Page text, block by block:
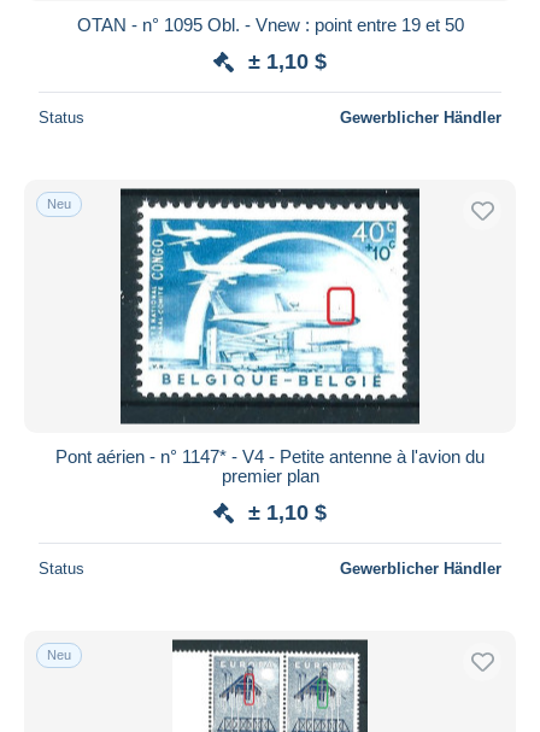
OTAN - n° 1095 Obl. - Vnew : point entre 19 et 50
± 1,10 $
Status Gewerblicher Händler
Neu
Pont aérien - n° 1147* - V4 - Petite antenne à l'avion du
premier plan
± 1,10 $
Status Gewerblicher Händler
Neu